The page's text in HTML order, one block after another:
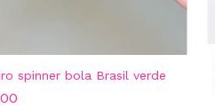
spinner bola Brasil verde